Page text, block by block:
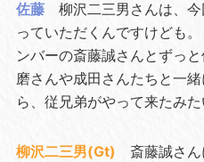
佐藤
柳沢二三男さんは、
っていただくんですけども
ンバーの斎藤誠さんとずっ
磨さんや成田さんたちと一
ら、従兄弟がやって来たみ
柳沢二三男(Gt)
斎藤誠さ